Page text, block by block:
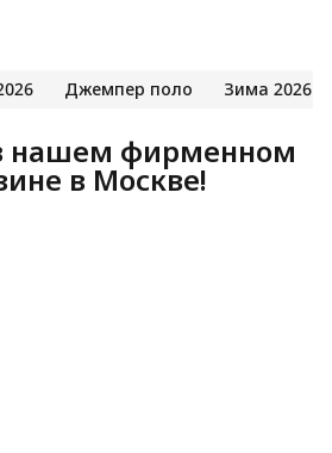
Джемпер поло Зима 2026
нашем фирменном
в Москве!